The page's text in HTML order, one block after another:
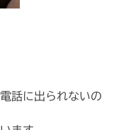
話に出られないの